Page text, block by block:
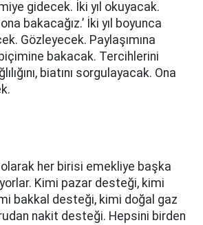
gidecek. İki yıl okuyacak.
bakacağız.’ İki yıl boyunca
Gözleyecek. Paylaşımına
bakacak. Tercihlerini
biatını sorgulayacak. Ona
olarak her birisi emekliye başka
Kimi pazar desteği, kimi
bakkal desteği, kimi doğal gaz
nakit desteği. Hepsini birden